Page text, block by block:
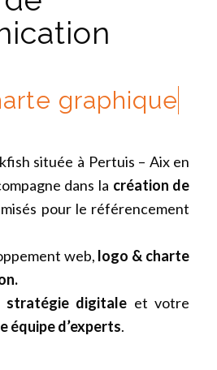
située à Pertuis – Aix en
dans la création de
pour le référencement
web, logo & charte
stratégie digitale et votre
équipe d’experts.